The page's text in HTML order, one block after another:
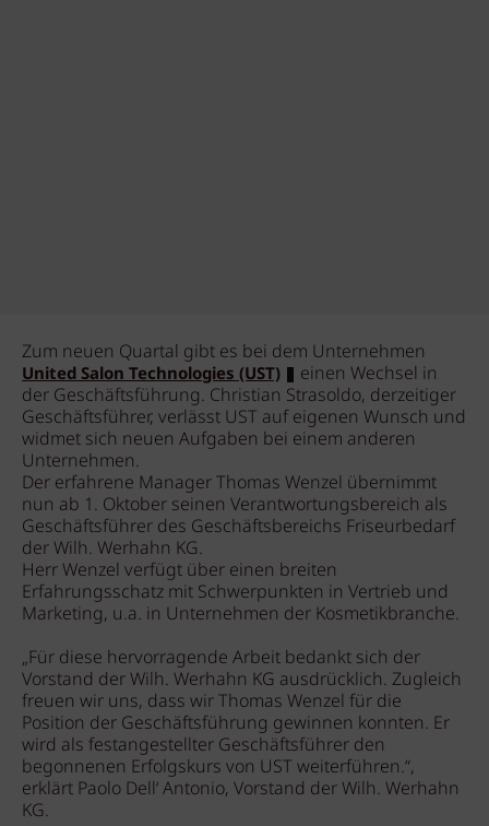
Zum neuen Quartal gibt es bei dem Unternehmen
United Salon Technologies (UST)
einen Wechsel in
der Geschäftsführung. Christian Strasoldo, derzeitiger
Geschäftsführer, verlässt UST auf eigenen Wunsch und
widmet sich neuen Aufgaben bei einem anderen
Unternehmen.
Der erfahrene Manager Thomas Wenzel übernimmt
nun ab 1. Oktober seinen Verantwortungsbereich als
Geschäftsführer des Geschäftsbereichs Friseurbedarf
der Wilh. Werhahn KG.
Herr Wenzel verfügt über einen breiten
Erfahrungsschatz mit Schwerpunkten in Vertrieb und
Marketing, u.a. in Unternehmen der Kosmetikbranche.
„Für diese hervorragende Arbeit bedankt sich der
Vorstand der Wilh. Werhahn KG ausdrücklich. Zugleich
freuen wir uns, dass wir Thomas Wenzel für die
Position der Geschäftsführung gewinnen konnten. Er
wird als festangestellter Geschäftsführer den
begonnenen Erfolgskurs von UST weiterführen.“,
erklärt Paolo Dell‘ Antonio, Vorstand der Wilh. Werhahn
KG.